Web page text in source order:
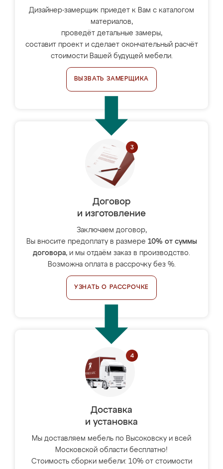
Дизайнер-замерщик приедет к Вам с каталогом
материалов,
проведёт детальные замеры,
составит проект и сделает окончательный расчёт
стоимости Вашей будущей мебели.
ВЫЗВАТЬ ЗАМЕРЩИКА
Договор
и изготовление
Заключаем договор,
Вы вносите предоплату в размере 10% от суммы
договора, и мы отдаём заказ в производство.
Возможна оплата в рассрочку без %.
УЗНАТЬ О РАССРОЧКЕ
Доставка
и установка
Мы доставляем мебель по Высоковску и всей
Московской области бесплатно!
Стоимость сборки мебели: 10% от стоимости